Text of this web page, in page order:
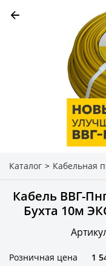
Каталог > Кабельная
Кабель ВВГ-
Бухта 10м
Розничная цена 1